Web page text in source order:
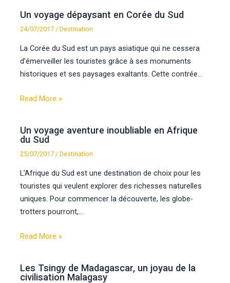
Un voyage dépaysant en Corée du Sud
24/07/2017/Destination
La Corée du Sud est un pays asiatique qui ne cessera
d’émerveiller les touristes grâce à ses monuments
historiques et ses paysages exaltants. Cette contrée…
Read More »
Un voyage aventure inoubliable en Afrique
du Sud
25/07/2017/Destination
L’Afrique du Sud est une destination de choix pour les
touristes qui veulent explorer des richesses naturelles
uniques. Pour commencer la découverte, les globe-
trotters pourront,…
Read More »
Les Tsingy de Madagascar, un joyau de la
civilisation Malagasy